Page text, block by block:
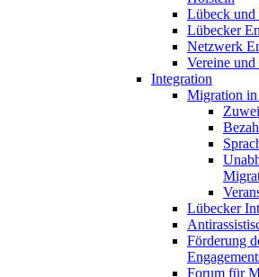
Lübeck und
Lübecker
Netzwerk
Vereine
Integration
Migration
Lübecker
Förderung
Forum für